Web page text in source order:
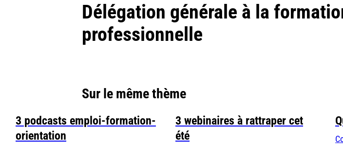
Délégation générale à la
professionnelle
Sur le même thème
3 podcasts emploi-formation-
orientation
3 webinaires à rattraper cet
été